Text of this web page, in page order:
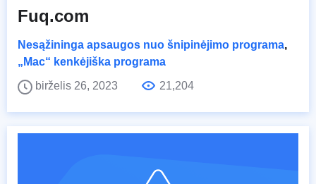
Fuq.com
Nesąžininga apsaugos nuo šnipinėjimo programa,
„Mac“ kenkėjiška programa
birželis 26, 2023
21,204